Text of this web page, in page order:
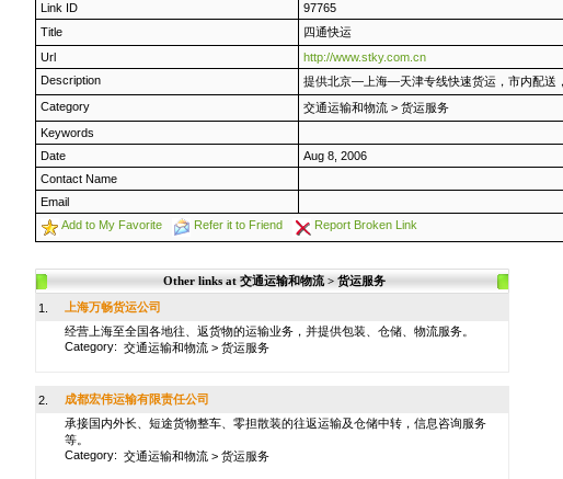
Link ID
97765
Title
四通快运
Url
http://www.stky.com.cn
Description
提供北京—上海—天津专线快速货运，市内配送
Category
交通运输和物流 > 货运服务
Keywords
Date
Aug 8, 2006
Contact Name
Email
Add to My Favorite
Refer it to Friend Report Broken Link
Other links at 交通运输和物流 > 货运服务
1.
上海万畅货运公司
经营上海至全国各地往、返货物的运输业务，并提供包装、仓储、物流服务。
Category: 交通运输和物流 > 货运服务
2.
成都宏伟运输有限责任公司
承接国内外长、短途货物整车、零担散装的往返运输及仓储中转，信息咨询服务
等。
Category: 交通运输和物流 > 货运服务